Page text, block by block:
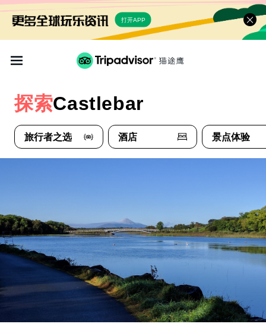
打开APP
探索Castlebar
旅行者之选 酒店 景点体验